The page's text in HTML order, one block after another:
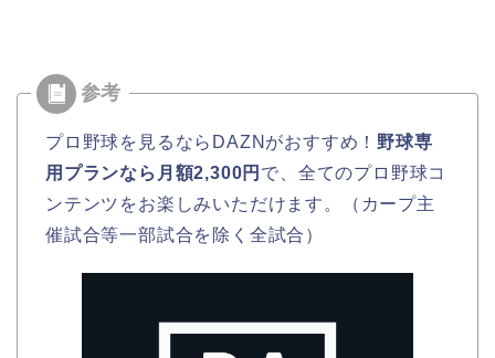
プロ野球を見るならDAZNがおすすめ！ 野球専
用プランなら月額2,300円 で、全てのプロ野球コ
ンテンツをお楽しみいただけます。（カープ主
催試合等一部試合を除く全試合）